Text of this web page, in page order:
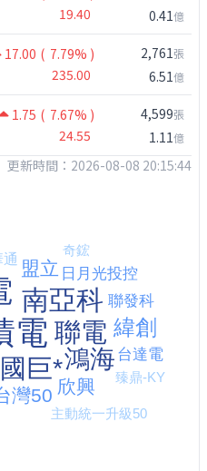
19.40 0.41億
17.00 ( 7.79% )
235.00
2,761張
6.51億
1.75 ( 7.67% )
24.55
4,599張
1.11億
更新時間：2026-08-08 20:15:44